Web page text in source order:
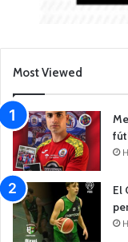
Most Viewed
El